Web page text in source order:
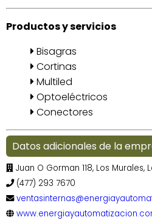
Productos y servicios
Bisagras
Cortinas
Multiled
Optoeléctricos
Conectores
Datos adicionales de la
Juan O Gorman 118, Los Murales,
(477) 293 7670